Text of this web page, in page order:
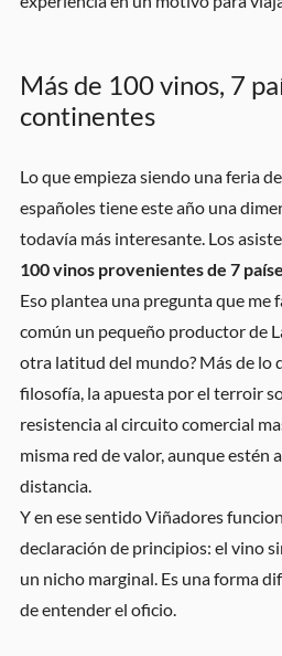
Más de 100 vinos, 7
continentes
Lo que empieza siendo una feria
españoles tiene este año una
todavía más interesante. Los
100 vinos provenientes de 7
Eso plantea una pregunta que me
común un pequeño productor de
otra latitud del mundo? Más de lo
filosofía, la apuesta por el terroir
resistencia al circuito comercial
misma red de valor, aunque estén
distancia.
Y en ese sentido Viñadores
declaración de principios: el vino
un nicho marginal. Es una forma
de entender el oficio.